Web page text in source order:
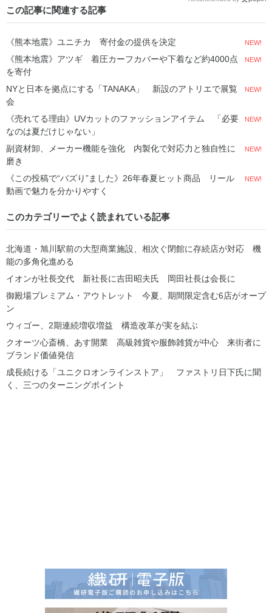
この記事に関連する記事
《熊本地震》ユニチカ 寄付金の提供を決定 NEW!
《熊本地震》アツギ 着圧カーフカバーや下着など約4000点
を寄付
NEW!
NYと日本を拠点にする「TANAKA」 新設のアトリエで展覧
会
NEW!
《売れてる理由》UVカットのファッションアイテム 「必要
なのは夏だけじゃない」
NEW!
副資材卸、メーカー機能を強化 内製化で対応力と独自性に
磨き
NEW!
《この投稿で“バズり”ました》26年春夏ヒット商品 リール
動画で魅力を分かりやすく
NEW!
このカテゴリーでよく読まれている記事
北海道・旭川駅前の大型商業施設、相次ぐ閉館に存続店が対応 機
能の多角化進める
イオンが社長交代 新社長に吉田昭夫氏 岡田社長は会長に
御殿場プレミアム・アウトレット 今夏、期間限定含む6店がオープ
ン
ウィゴー、2期連続増収増益 構造改革が実を結ぶ
クオーツ心斎橋、あす開業 高級雑貨や服飾雑貨が中心 来街者に
ブランド価値発信
成長続ける「ユニクロオンラインストア」 ファストリ日下氏に聞
く、三つのターニングポイント